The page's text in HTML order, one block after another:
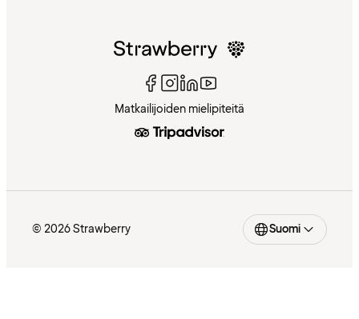
Matkailijoiden mielipiteitä
© 2026 Strawberry Suomi